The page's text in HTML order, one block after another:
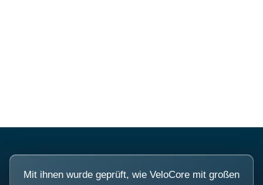
Mit ihnen wurde geprüft, wie VeloCore mit großen